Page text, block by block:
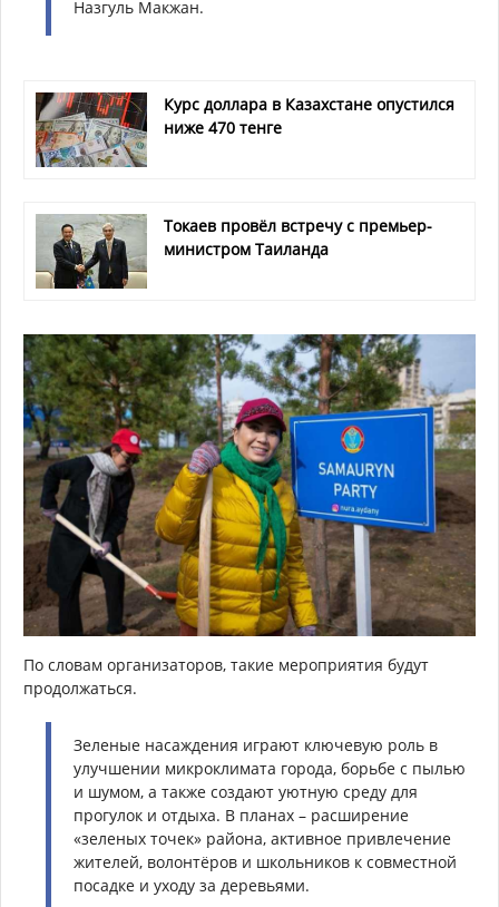
Назгуль Макжан.
Курс доллара в Казахстане опустился
ниже 470 тенге
Токаев провёл встречу с премьер-
министром Таиланда
По словам организаторов, такие мероприятия будут
продолжаться.
Зеленые насаждения играют ключевую роль в
улучшении микроклимата города, борьбе с пылью
и шумом, а также создают уютную среду для
прогулок и отдыха. В планах – расширение
«зеленых точек» района, активное привлечение
жителей, волонтёров и школьников к совместной
посадке и уходу за деревьями.